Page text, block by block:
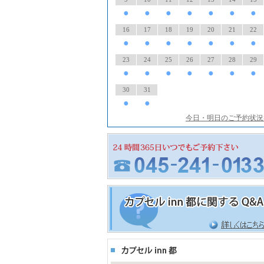
● ● ● ● ● ● ●
16
●
17
●
18
●
19
●
20
●
21
●
22
●
23
●
24
●
25
●
26
●
27
●
28
●
29
●
30
●
31
●
今日・明日のご予約状